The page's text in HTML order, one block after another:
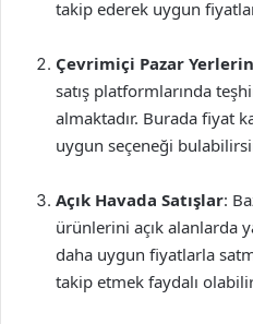
takip ederek uygun
Çevrimiçi Pazar
satış platformlarında
almaktadır. Burada fiyat
uygun seçeneği
Açık Havada Satışlar:
ürünlerini açık alanlarda
daha uygun fiyatlarla
takip etmek faydalı